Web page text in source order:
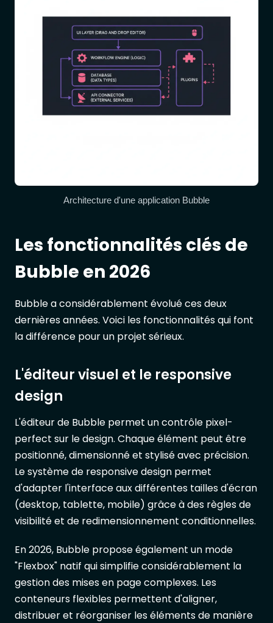
Architecture d'une application Bubble
Les fonctionnalités clés de
Bubble en 2026
Bubble a considérablement évolué ces deux
dernières années. Voici les fonctionnalités qui font
la différence pour un projet sérieux.
L'éditeur visuel et le responsive
design
L'éditeur de Bubble permet un contrôle pixel-
perfect sur le design. Chaque élément peut être
positionné, dimensionné et stylisé avec précision.
Le système de responsive design permet
d'adapter l'interface aux différentes tailles d'écran
(desktop, tablette, mobile) grâce à des règles de
visibilité et de redimensionnement conditionnelles.
En 2026, Bubble propose également un mode
"Flexbox" natif qui simplifie considérablement la
gestion des mises en page complexes. Les
conteneurs flexibles permettent d'aligner,
distribuer et réorganiser les éléments de manière